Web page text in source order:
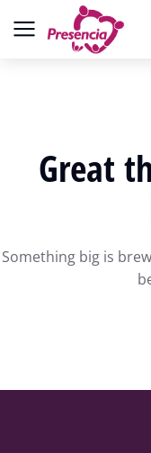
Great
Something big is